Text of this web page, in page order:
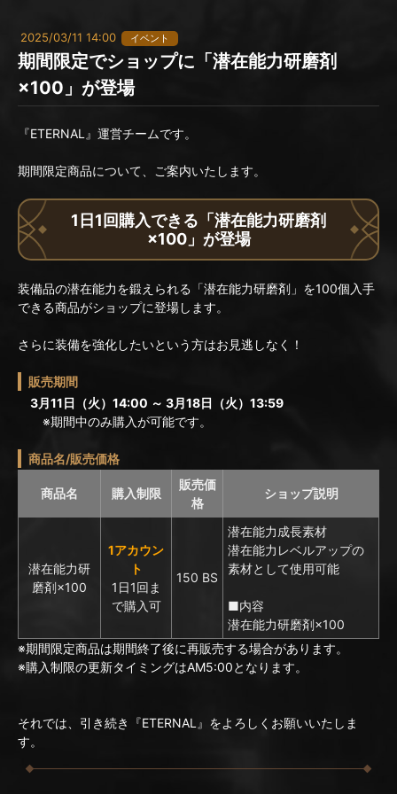
2025/03/11 14:00 イベント
期間限定でショップに「潜在能力研磨剤
×100」が登場
『ETERNAL』運営チームです。
期間限定商品について、ご案内いたします。
1日1回購入できる「潜在能力研磨剤
×100」が登場
装備品の潜在能力を鍛えられる「潜在能力研磨剤」を100個入手
できる商品がショップに登場します。
さらに装備を強化したいという方はお見逃しなく！
販売期間
3月11日（火）14:00 ～ 3月18日（火）13:59
※期間中のみ購入が可能です。
商品名/販売価格
商品名 購入制限
販売価
格
ショップ説明
潜在能力研
磨剤×100
1アカウン
ト
1日1回ま
で購入可
150 BS
潜在能力成長素材
潜在能力レベルアップの
素材として使用可能
■内容
潜在能力研磨剤×100
※期間限定商品は期間終了後に再販売する場合があります。
※購入制限の更新タイミングはAM5:00となります。
それでは、引き続き『ETERNAL』をよろしくお願いいたしま
す。